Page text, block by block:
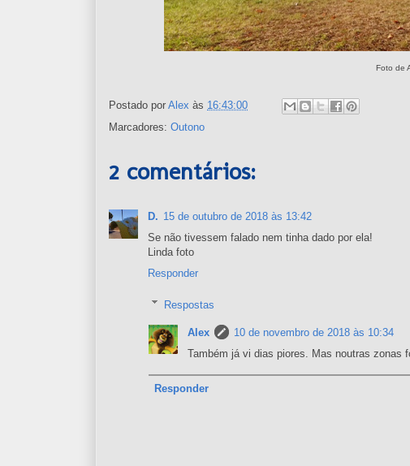
Foto de
Postado por Alex às 16:43:00
Marcadores: Outono
2 comentários:
D. 15 de outubro de 2018 às 13:42
Se não tivessem falado nem tinha dado por ela!
Linda foto
Responder
Respostas
Alex
10 de novembro de 2018 às 10:34
Também já vi dias piores. Mas noutras zonas
Responder